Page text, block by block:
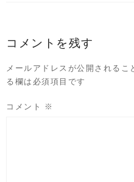
コメントを残す
メールアドレスが公開されるこ
る欄は必須項目です
コメント ※